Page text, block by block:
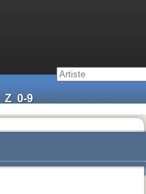
Z 0-9